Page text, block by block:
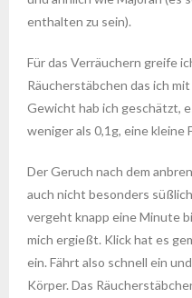
enthalten zu sein).
Für das Verräuchern greife
Räucherstäbchen das ich
Gewicht hab ich geschätzt,
weniger als 0,1g, eine kleine
Der Geruch nach dem
auch nicht besonders
vergeht knapp eine Minute
mich ergießt. Klick hat es
ein. Fährt also schnell ein
Körper. Das